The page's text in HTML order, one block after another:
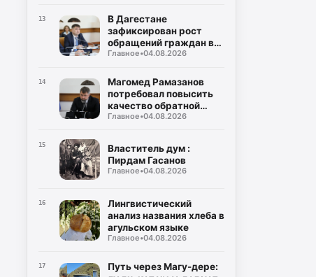
13
В Дагестане
зафиксирован рост
обращений граждан в
органы власти
Главное•04.08.2026
14
Магомед Рамазанов
потребовал повысить
качество обратной
связи с населением
Главное•04.08.2026
15
Властитель дум :
Пирдам Гасанов
Главное•04.08.2026
16
Лингвистический
анализ названия хлеба в
агульском языке
Главное•04.08.2026
17
Путь через Магу-дере: